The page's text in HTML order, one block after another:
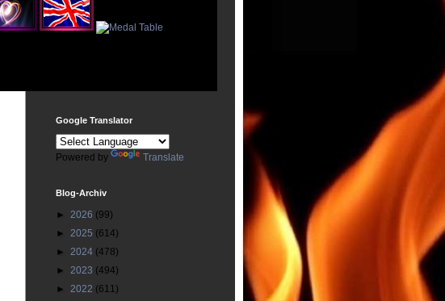
Google Translator
Powered by Translate
Blog-Archiv
► 2026 (99)
► 2025 (614)
► 2024 (478)
► 2023 (494)
► 2022 (611)